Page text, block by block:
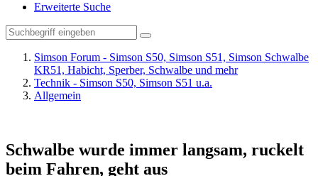
Erweiterte Suche
Simson Forum - Simson S50, Simson S51, Simson Schwalbe
KR51, Habicht, Sperber, Schwalbe und mehr
Technik - Simson S50, Simson S51 u.a.
Allgemein
Schwalbe wurde immer langsam, ruckelt
beim Fahren, geht aus